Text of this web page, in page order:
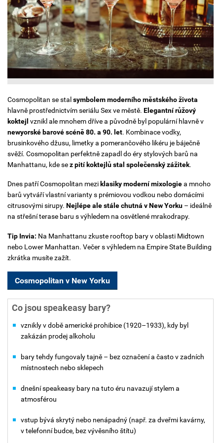
Cosmopolitan se stal symbolem moderního městského života
hlavně prostřednictvím seriálu Sex ve městě. Elegantní růžový
koktejl vznikl ale mnohem dříve a původně byl populární hlavně v
newyorské barové scéně 80. a 90. let. Kombinace vodky,
brusinkového džusu, limetky a pomerančového likéru je báječně
svěží. Cosmopolitan perfektně zapadl do éry stylových barů na
Manhattanu, kde sez pití koktejlů stal společenský zážitek.
Dnes patří Cosmopolitan mezi klasiky moderní mixologiea mnoho
barů vytváří vlastní varianty s prémiovou vodkou nebo domácími
citrusovými sirupy. Nejlépe ale stále chutná v New Yorku – ideálně
na střešní terase baru s výhledem na osvětlené mrakodrapy.
Tip Invia: Na Manhattanu zkuste rooftop bary v oblasti Midtown
nebo Lower Manhattan. Večer s výhledem na Empire State Building
zkrátka musíte zažít.
Cosmopolitan v New Yorku
Co jsou speakeasy bary?
vznikly v době americké prohibice (1920–1933), kdy byl
zakázán prodej alkoholu
bary tehdy fungovaly tajně – bez označení a často v zadních
místnostech nebo sklepech
dnešní speakeasy bary na tuto éru navazují stylem a
atmosférou
vstup bývá skrytý nebo nenápadný (např. za dveřmi kavárny,
v telefonní budce, bez vývěsního štítu)